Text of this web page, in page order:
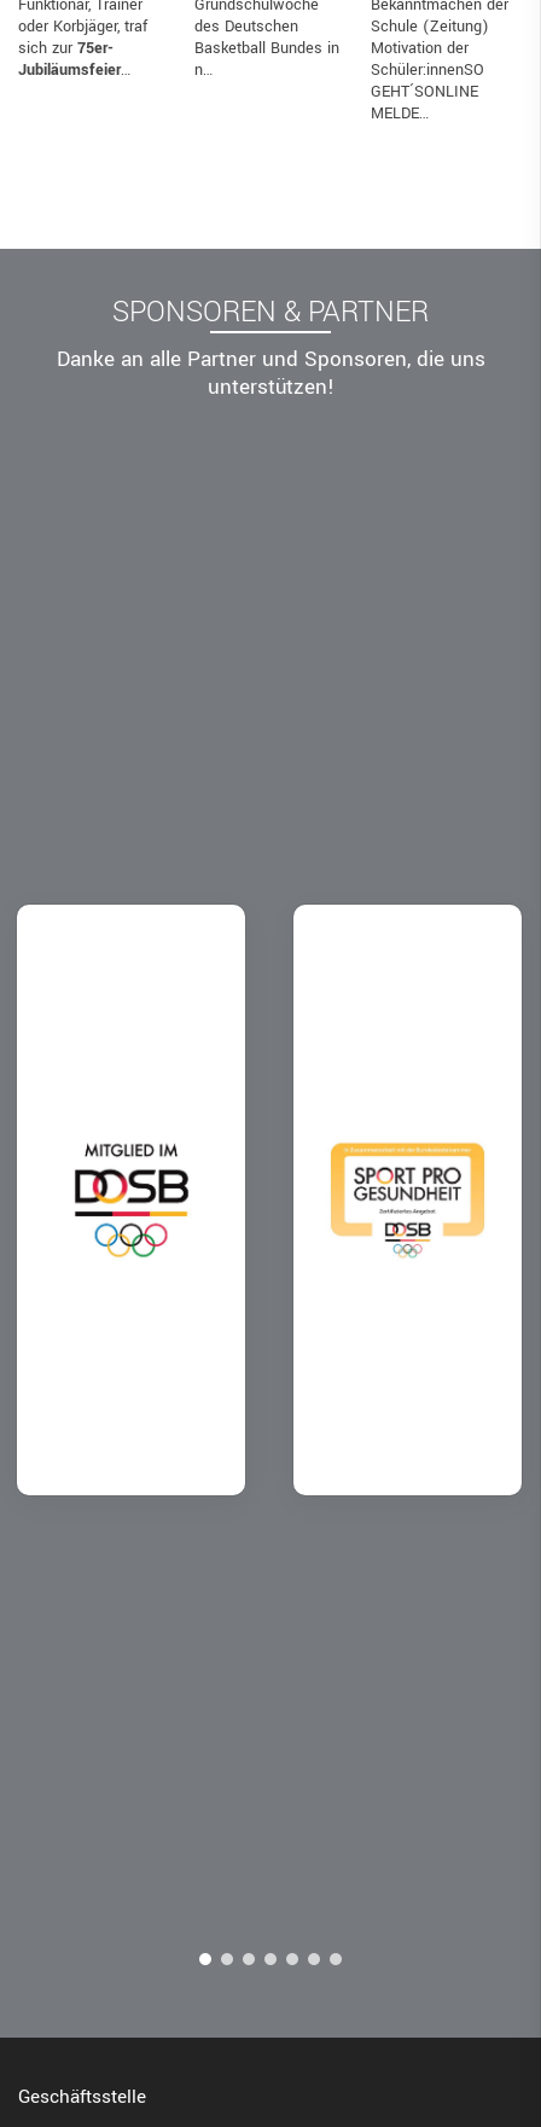
oder Korbjäger, traf
sich zur75er-
Jubiläumsfeier
des Deutschen
Basketball Bundes in
n…
Schule (Zeitung)
Motivation der
Schüler:innenSO
GEHT´SONLINE
MELDE…
SPONSOREN & PARTNER
Danke an alle Partner und Sponsoren, die uns
unterstützen!
Geschäftsstelle